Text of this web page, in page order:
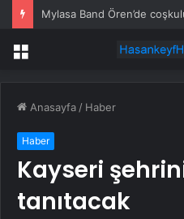
Mylasa Band Ören’de
Menü
Anasayfa / Haber
Haber
Kayseri
tanıtacak